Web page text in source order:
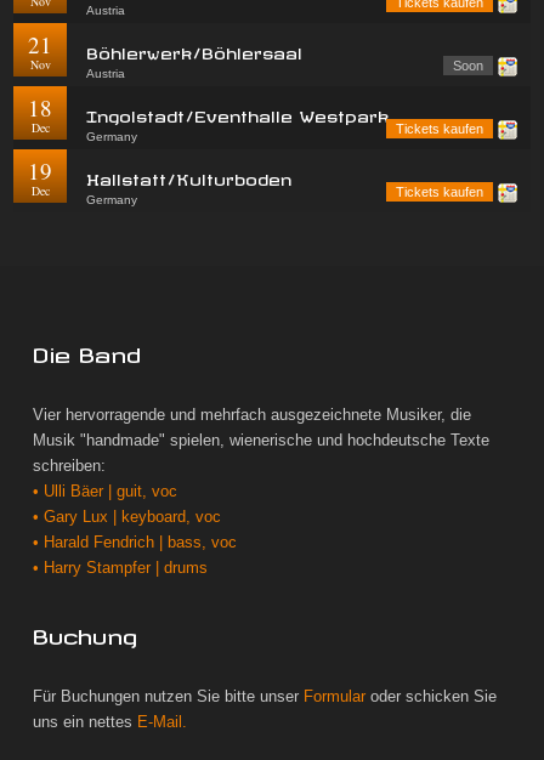
Austria
21
Nov
Böhlerwerk/Böhlersaal
Austria
Soon
18
Dec
Ingolstadt/Eventhalle Westpark
Germany
Tickets kaufen
19
Dec
Hallstatt/Kulturboden
Germany
Tickets kaufen
Die Band
Vier hervorragende und mehrfach ausgezeichnete Musiker, die
Musik "handmade" spielen, wienerische und hochdeutsche Texte
schreiben:
• Ulli Bäer | guit, voc
• Gary Lux | keyboard, voc
• Harald Fendrich | bass, voc
• Harry Stampfer | drums
Buchung
Für Buchungen nutzen Sie bitte unser Formular oder schicken Sie
uns ein nettes E-Mail.